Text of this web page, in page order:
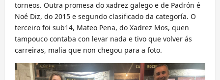
torneos. Outra promesa do xadrez galego e de Padrón é
Noé Diz, do 2015 e segundo clasificado da categoría. O
terceiro foi sub14, Mateo Pena, do Xadrez Mos, quen
tampouco contaba con levar nada e tivo que volver ás
carreiras, malia que non chegou para a foto.